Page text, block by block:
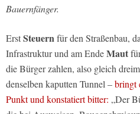
Bauernfänger.
ErstSteuernfür den Straßenbau,
Infrastruktur und am EndeMaut
die Bürger zahlen, also gleich
denselben kaputten Tunnel –bringt
Punkt und konstatiert bitter: „Der